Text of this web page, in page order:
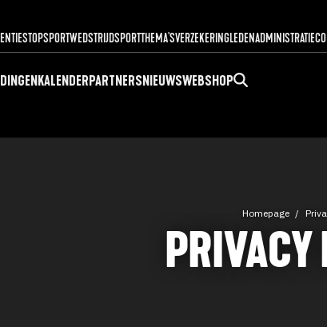
TOPSPORTWEDSTRIJDSPORTTHEMA'SVERZEKERINGLEDENADMINISTRATIE
KALENDERPARTNERSNIEUWSWEBSHOP
Homepage
PRIVACY